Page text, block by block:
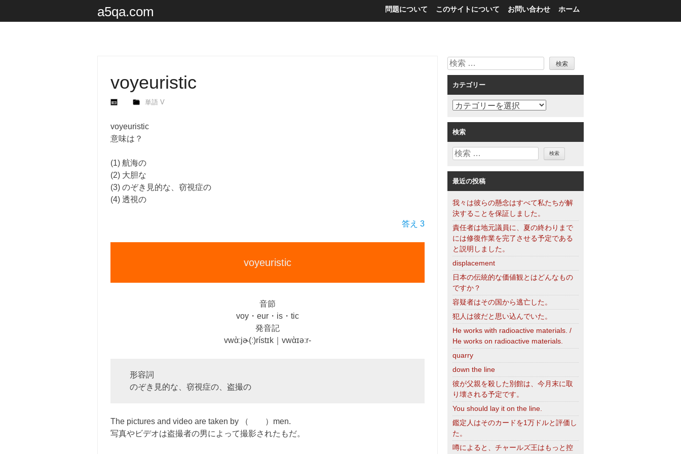
a5qa.com ホーム
お問い合わせ
このサイトについて
問題について
voyeuristic
単語 V
voyeuristic
意味は？
(1) 航海の
(2) 大胆な
(3) のぞき見的な、窃視症の
(4) 透視の
答え 3
voyeuristic
音節
voy・eur・is・tic
発音記
vwὰːjɚ(ː)rístɪk｜vwὰɪəːr‐
形容詞
のぞき見的な、窃視症の、盗撮の
The pictures and video are taken by （ ）men.
写真やビデオは盗撮者の男によって撮影されたもだ。
検
索
カテゴリー
カ
ゴ
リ
ー
検索
検
最近の投稿
我々は彼らの懸念はすべて私たちが解
決することを保証しました。
責任者は地元議員に、夏の終わりまで
には修復作業を完了させる予定である
と説明しました。
displacement
日本の伝統的な価値観とはどんなもの
ですか？
容疑者はその国から逃亡した。
犯人は彼だと思い込んでいた。
He works with radioactive materials. /
He works on radioactive materials.
quarry
down the line
彼が父親を殺した別館は、今月末に取
り壊される予定です。
You should lay it on the line.
鑑定人はそのカードを1万ドルと評価し
た。
噂によると、チャールズ王はもっと控